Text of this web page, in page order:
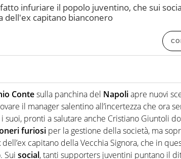
infuriare il popolo juventino, che sui
dell'ex capitano bianconero
e speaker radiofonico, per Virgilio Sport si occupa
competente sui campionati di Serie B e Serie C
Contesulla panchina del Napoliapre nuovi
il manager salentino all’incertezza che ora
i suoi, pronti a salutare anche Cristiano Giuntoli
furiosi per la gestione della società, ma
dell’ex capitano della Vecchia Signora, che in
Sui social, tanti supporters juventini puntano il